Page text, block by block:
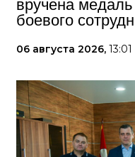
вручена
боевого
06 августа 2026, 13:01